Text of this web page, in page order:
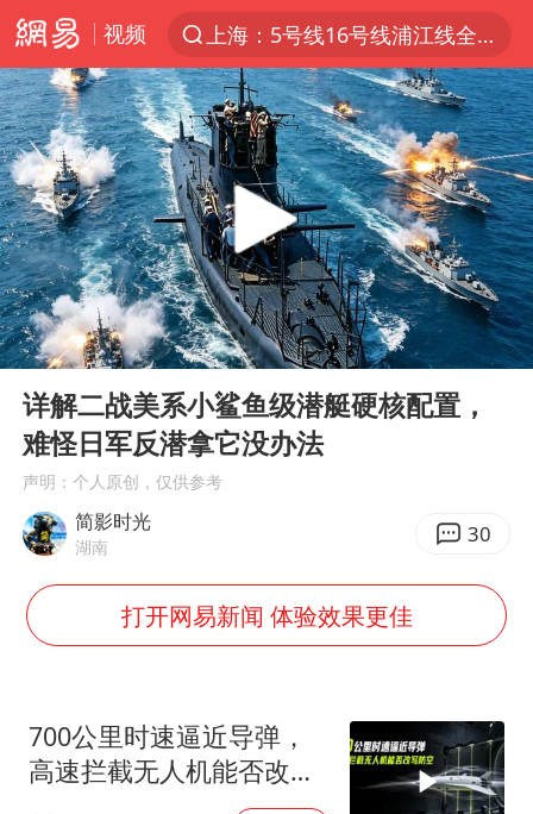
视频
上海：5号线16号线浦江线全线停运
上半年我国经营主体结构持续优化
上海有出现龙卷潜势
上海全域长途客运班次全部停运
今日15时起福州地铁高架区段停运
白海豚逼近浙闽沿海
1枚就能让航母瘫痪 轰-6J实力有多强
王艺迪2-4不敌张本美和止步4强
王传君 《披荆斩棘》
2025年小学教师减少13.19万
王艺迪无缘横滨赛决赛
泰国：高度重视中国游客旅游体验
上海大部迎大暴雨
《龙餐馆》 冲奖
蒯曼挺进WTT横滨冠军赛女单四强
Play
00:00
详解二战美系小鲨鱼级潜艇硬核配置，
难怪日军反潜拿它没办法
声明：个人原创，仅供参考
简影时光
湖南 30
打开网易新闻 体验效果更佳
700公里时速逼近导弹，
高速拦截无人机能否改写